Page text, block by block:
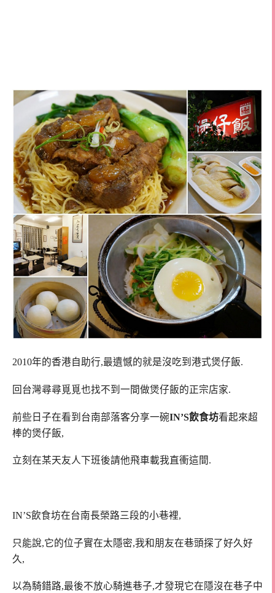
2010年的香港自助行,最遺憾的就是沒吃到港式煲仔飯.
回台灣尋尋覓覓也找不到一間做煲仔飯的正宗店家.
前些日子在看到台南部落客分享一碗IN’S飲食坊看起來超
棒的煲仔飯,
立刻在某天友人下班後請他飛車載我直衝這間.
IN’S飲食坊在台南長榮路三段的小巷裡,
只能說,它的位子實在太隱密,我和朋友在巷頭探了好久好
久,
以為騎錯路,最後不放心騎進巷子,才發現它在隱沒在巷子中